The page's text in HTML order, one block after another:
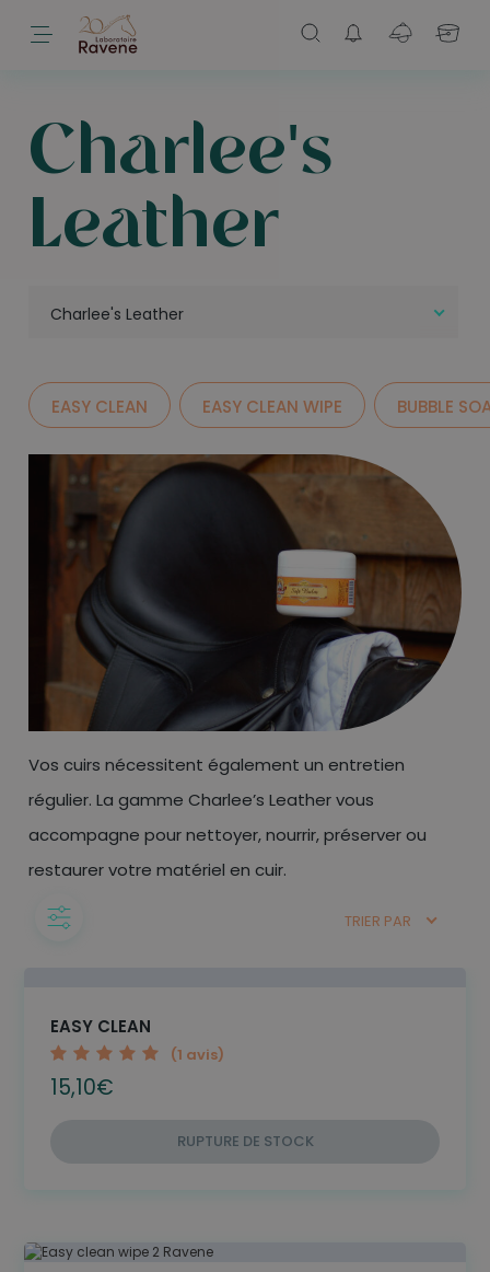
Charlee's
Leather
Charlee's Leather
EASY CLEAN EASY CLEAN WIPE BUBBLE
Vos cuirs nécessitent également un entretien
régulier. La gamme Charlee’s Leather vous
accompagne pour nettoyer, nourrir, préserver ou
restaurer votre matériel en cuir.
TRIER PAR
EASY CLEAN
1 2 3 4 (1 avis)
15,10€
RUPTURE DE STOCK